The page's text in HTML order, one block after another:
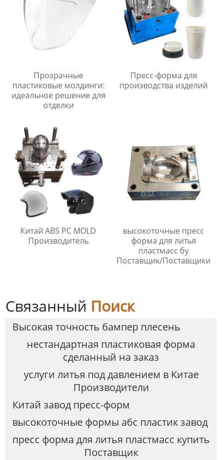
Прозрачные
пластиковые молдинги:
идеальное решение для
отделки
Пресс-форма для
производства изделий
Китай ABS PC MOLD
Производитель
высокоточные пресс
форма для литья
пластмасс бу
Поставщик/Поставщики
Связанный Поиск
Высокая точность бампер плесень
нестандартная пластиковая форма
сделанный на заказ
услуги литья под давлением в Китае
Производители
Китай завод пресс-форм
высокоточные формы абс пластик завод
пресс форма для литья пластмасс купить
Поставщик